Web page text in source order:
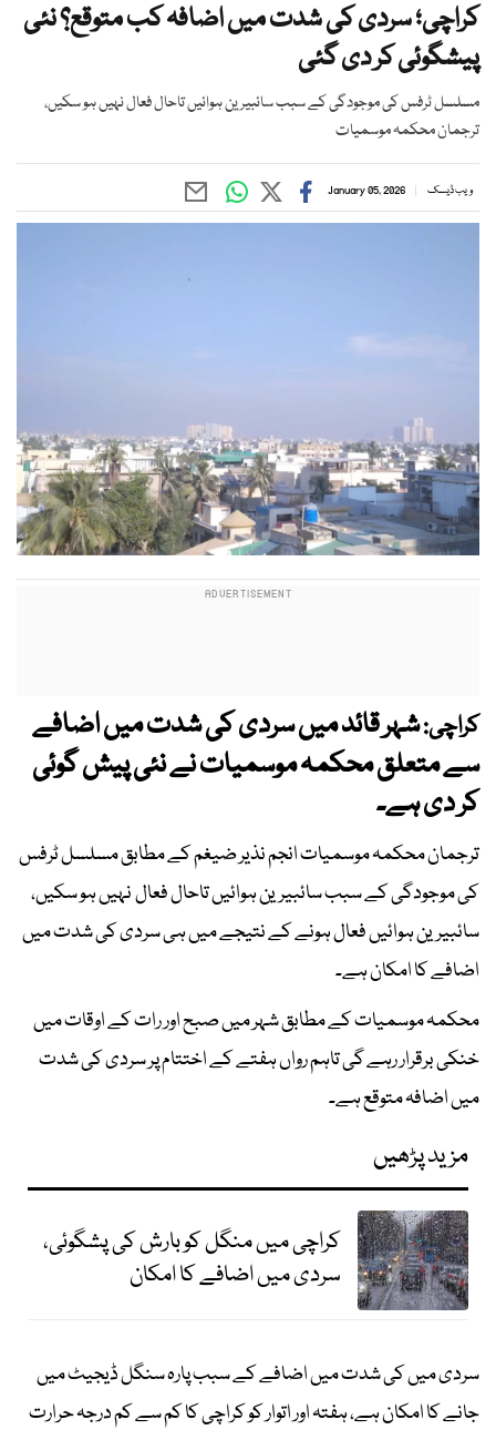
کراچی؛ سردی کی شدت میں اضافہ کب متوقع؟ نئی
پیشگوئی کر دی گئی
مسلسل ٹرفس کی موجودگی کے سبب سائبیرین ہوائیں تاحال فعال نہیں ہو سکیں،
ترجمان محکمہ موسمیات
ویب ڈیسک January 05, 2026
کراچی:شہر قائد میں سردی کی شدت میں اضافے
سے متعلق محکمہ موسمیات نے نئی پیش گوئی
کر دی ہے۔
ترجمان محکمہ موسمیات انجم نذیر ضیغم کے مطابق مسلسل ٹرفس
کی موجودگی کے سبب سائبیرین ہوائیں تاحال فعال نہیں ہو سکیں،
سائبیرین ہوائیں فعال ہونے کے نتیجے میں ہی سردی کی شدت میں
اضافے کا امکان ہے۔
محکمہ موسمیات کے مطابق شہر میں صبح اور رات کے اوقات میں
خنکی برقرار رہے گی تاہم رواں ہفتے کے اختتام پر سردی کی شدت
میں اضافہ متوقع ہے۔
مزید پڑھیں
کراچی میں منگل کو بارش کی پشگوئی،
سردی میں اضافے کا امکان
سردی میں کی شدت میں اضافے کے سبب پارہ سنگل ڈیجیٹ میں
جانے کا امکان ہے، ہفتہ اور اتوار کو کراچی کا کم سے کم درجہ حرارت